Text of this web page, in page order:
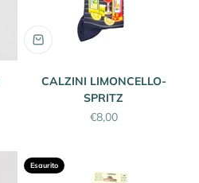
CALZINI LIMONCELLO-
SPRITZ
Prezzo scontato
€8,00
Esaurito